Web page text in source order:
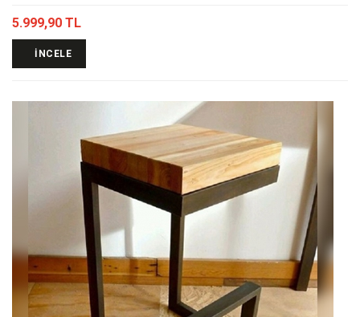
5.999,90 TL
İNCELE